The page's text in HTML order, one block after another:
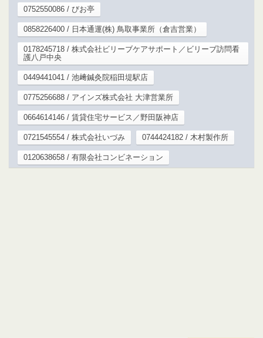
0752550086 / びお亭
0858226400 / 日本通運(株) 鳥取事業所（倉吉営業）
0178245718 / 株式会社ビリーブケアサポート／ビリーブ訪問看
護八戸中央
0449441041 / 池﨑鍼灸院稲田堤駅店
0775256688 / アインズ株式会社 大津営業所
0664614146 / 賃貸住宅サービス／野田阪神店
0721545554 / 株式会社いづみ 0744424182 / 木村製作所
0120638658 / 有限会社コンビネーション